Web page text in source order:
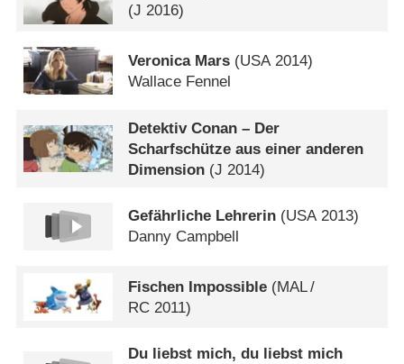
(J 2016)
Veronica Mars (USA 2014)
Wallace Fennel
Detektiv Conan – Der
Scharfschütze aus einer anderen
Dimension (J 2014)
Gefährliche Lehrerin (USA2013)
Danny Campbell
Fischen Impossible (MAL/
RC 2011)
Du liebst mich, du liebst mich